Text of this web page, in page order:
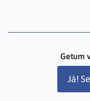
Getum
Já!